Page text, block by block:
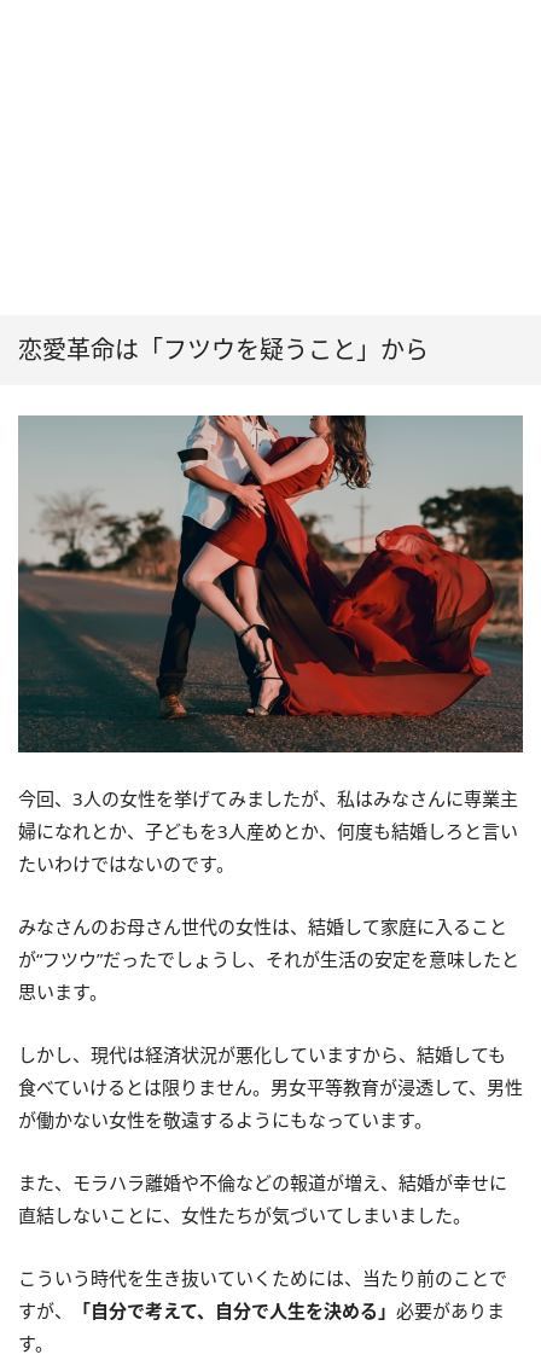
恋愛革命は「フツウを疑うこと」から
今回、3人の女性を挙げてみましたが、私はみなさんに専業主
婦になれとか、子どもを3人産めとか、何度も結婚しろと言い
たいわけではないのです。
みなさんのお母さん世代の女性は、結婚して家庭に入ること
が“フツウ”だったでしょうし、それが生活の安定を意味したと
思います。
しかし、現代は経済状況が悪化していますから、結婚しても
食べていけるとは限りません。男女平等教育が浸透して、男性
が働かない女性を敬遠するようにもなっています。
また、モラハラ離婚や不倫などの報道が増え、結婚が幸せに
直結しないことに、女性たちが気づいてしまいました。
こういう時代を生き抜いていくためには、当たり前のことで
すが、
「自分で考えて、自分で人生を決める」 必要がありま
す。